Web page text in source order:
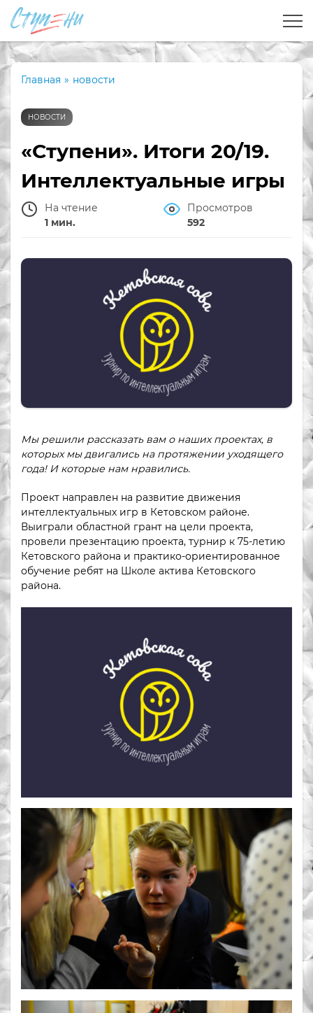
Главная » новости
НОВОСТИ
«Ступени». Итоги 20/19.
Интеллектуальные игры
На чтение
1 мин.
Просмотров
592
Мы решили рассказать вам о наших проектах, в
которых мы двигались на протяжении уходящего
года! И которые нам нравились.
Проект направлен на развитие движения
интеллектуальных игр в Кетовском районе.
Выиграли областной грант на цели проекта,
провели презентацию проекта, турнир к 75-летию
Кетовского района и практико-ориентированное
обучение ребят на Школе актива Кетовского
района.